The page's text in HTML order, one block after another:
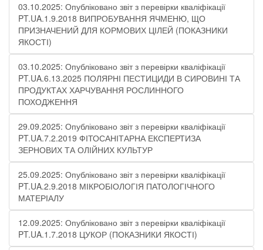
03.10.2025: Опубліковано звіт з перевірки кваліфікації
PT.UA.1.9.2018 ВИПРОБУВАННЯ ЯЧМЕНЮ, ЩО
ПРИЗНАЧЕНИЙ ДЛЯ КОРМОВИХ ЦІЛЕЙ (ПОКАЗНИКИ
ЯКОСТІ)
03.10.2025: Опубліковано звіт з перевірки кваліфікації
PT.UA.6.13.2025 ПОЛЯРНІ ПЕСТИЦИДИ В СИРОВИНІ ТА
ПРОДУКТАХ ХАРЧУВАННЯ РОСЛИННОГО
ПОХОДЖЕННЯ
29.09.2025: Опубліковано звіт з перевірки кваліфікації
PT.UA.7.2.2019 ФІТОСАНІТАРНА ЕКСПЕРТИЗА
ЗЕРНОВИХ ТА ОЛІЙНИХ КУЛЬТУР
25.09.2025: Опубліковано звіт з перевірки кваліфікації
PT.UA.2.9.2018 МІКРОБІОЛОГІЯ ПАТОЛОГІЧНОГО
МАТЕРІАЛУ
12.09.2025: Опубліковано звіт з перевірки кваліфікації
PT.UA.1.7.2018 ЦУКОР (ПОКАЗНИКИ ЯКОСТІ)​